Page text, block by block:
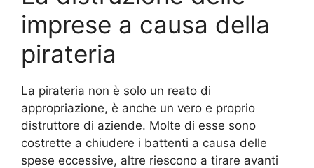
imprese a causa della
pirateria
La pirateria non è solo un reato di
appropriazione, è anche un vero e proprio
distruttore di aziende. Molte di esse sono
costrette a chiudere i battenti a causa delle
spese eccessive, altre riescono a tirare avanti